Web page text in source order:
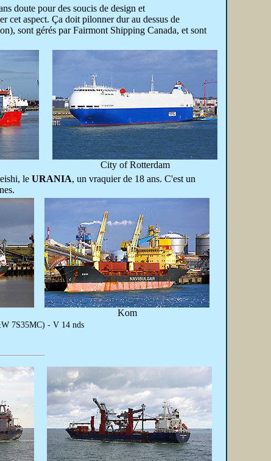
doute pour des soucis de design et
cet aspect. Ça doit pilonner dur au dessus de
sont gérés par Fairmont Shipping Canada, et sont
City of Rotterdam
le URANIA, un vraquier de 18 ans. C'est un
Kom
7S35MC) - V 14 nds